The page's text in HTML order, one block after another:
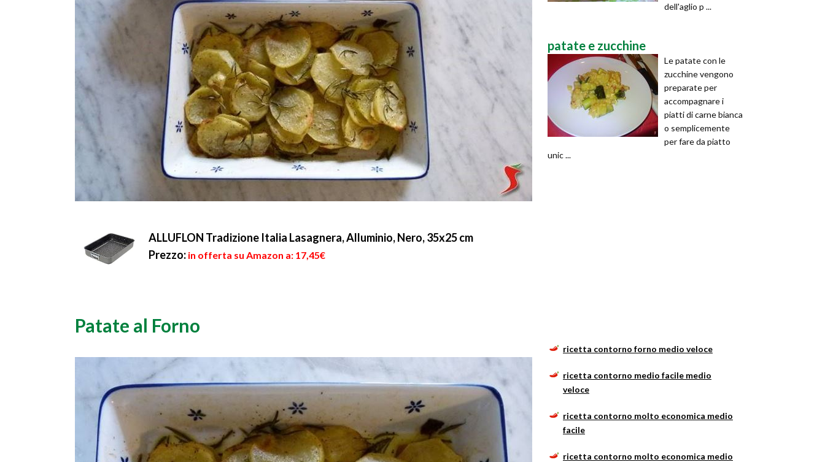
ALLUFLON Tradizione Italia Lasagnera, Alluminio, Nero, 35x25 cm
Prezzo: in offerta su Amazon a: 17,45€
Patate al Forno
dell'aglio p ...
patate e zucchine
Le patate con le
zucchine vengono
preparate per
accompagnare i
piatti di carne bianca
o semplicemente
per fare da piatto
unic ...
ricetta contorno forno medio veloce
ricetta contorno medio facile medio
veloce
ricetta contorno molto economica medio
facile
ricetta contorno molto economica medio